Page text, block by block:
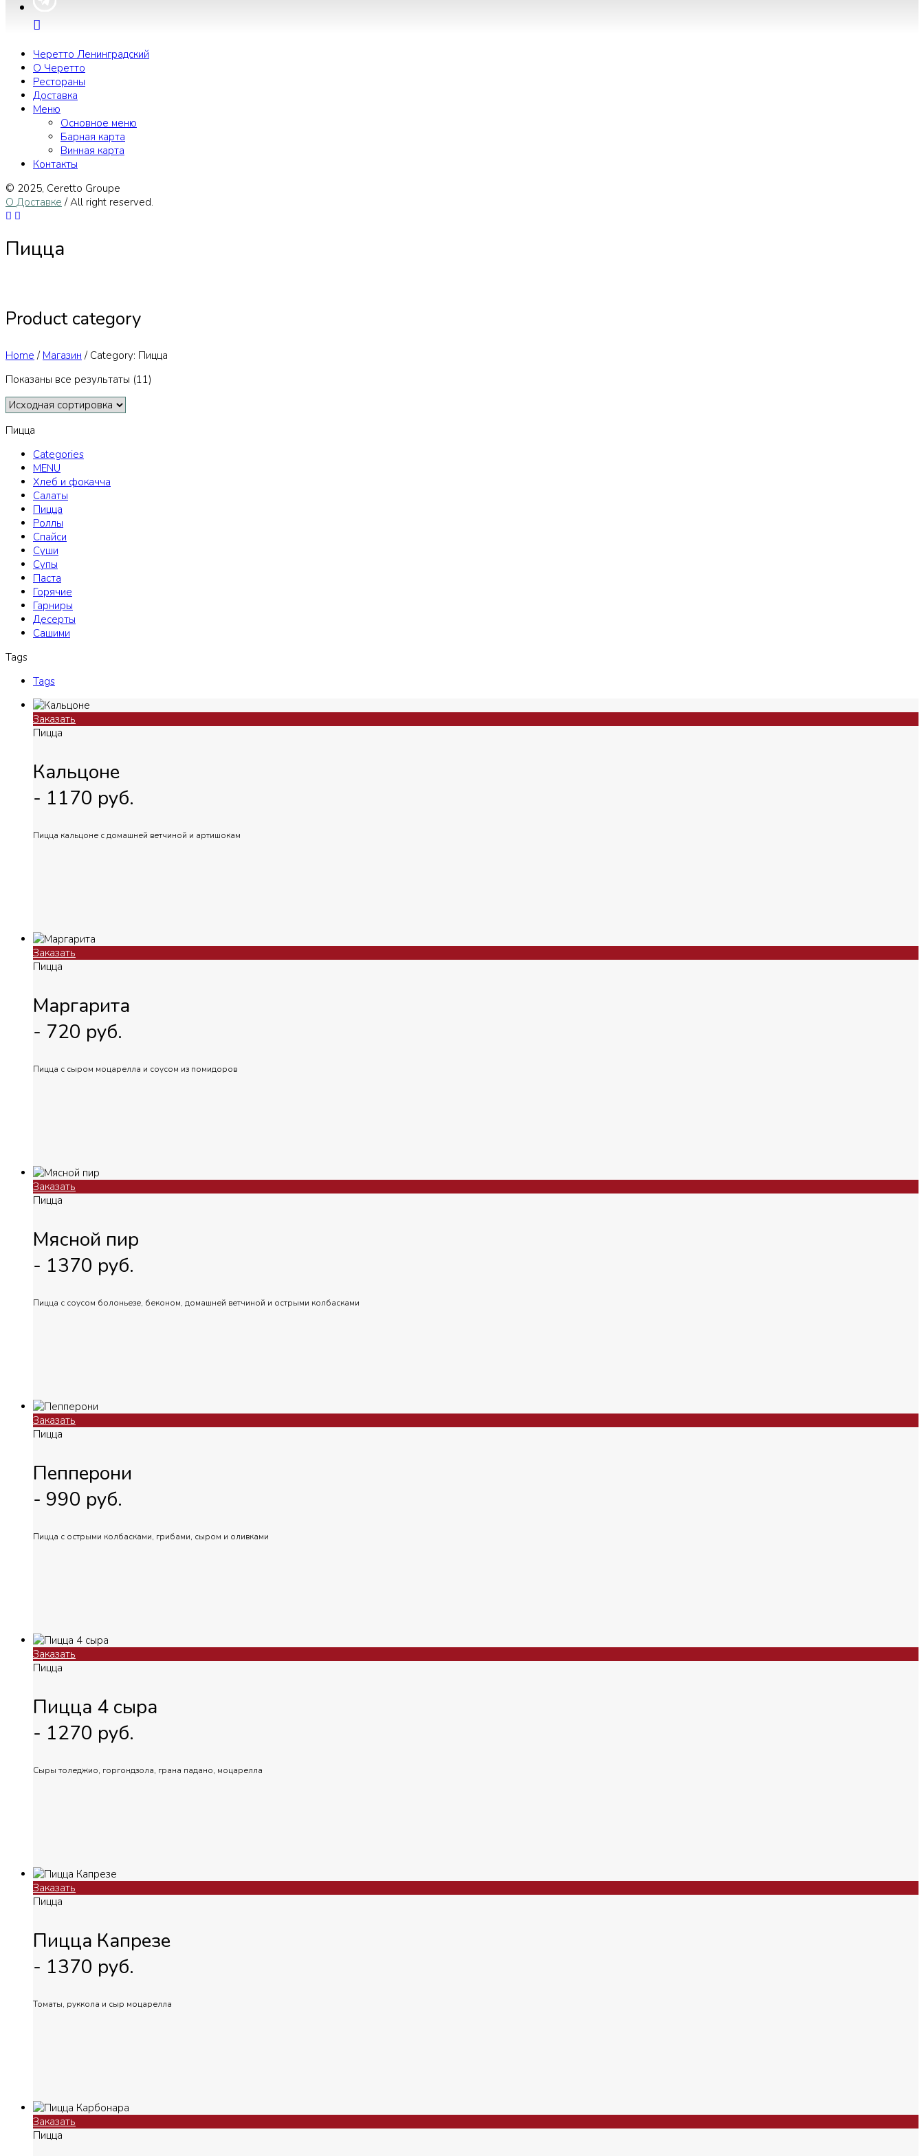
Черетто Ленинградский
О Черетто
Рестораны
Доставка
Меню
Основное меню
Барная карта
Винная карта
Контакты
© 2025, Сeretto Groupe
О Доставке / All right reserved.
Пицца
Product category
Home / Магазин / Category: Пицца
Показаны все результаты (11)
Пицца
Categories
MENU
Хлеб и фокачча
Салаты
Пицца
Роллы
Спайси
Суши
Супы
Паста
Горячие
Гарниры
Десерты
Сашими
Tags
Tags
Заказать
Пицца
Кальцоне
- 1170 руб.
Пицца кальцоне с домашней ветчиной и артишокам
Заказать
Пицца
Маргарита
- 720 руб.
Пицца с сыром моцарелла и соусом из помидоров
Заказать
Пицца
Мясной пир
- 1370 руб.
Пицца с соусом болоньезе, беконом, домашней ветчиной и острыми колбасками
Заказать
Пицца
Пепперони
- 990 руб.
Пицца с острыми колбасками, грибами, сыром и оливками
Заказать
Пицца
Пицца 4 сыра
- 1270 руб.
Сыры толеджио, горгондзола, грана падано, моцарелла
Заказать
Пицца
Пицца Капрезе
- 1370 руб.
Томаты, руккола и сыр моцарелла
Заказать
Пицца